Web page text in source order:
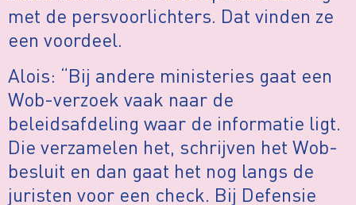
met de persvoorlichters. Dat vinden ze
een voordeel.
Alois: “Bij andere ministeries gaat een
Wob-verzoek vaak naar de
beleidsafdeling waar de informatie ligt.
Die verzamelen het, schrijven het Wob-
besluit en dan gaat het nog langs de
juristen voor een check. Bij Defensie